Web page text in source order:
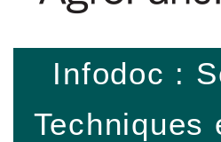
Infodoc :
Techniques